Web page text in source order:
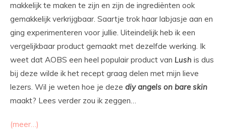
makkelijk te maken te zijn en zijn de ingrediënten ook
gemakkelijk verkrijgbaar. Saartje trok haar labjasje aan en
ging experimenteren voor jullie. Uiteindelijk heb ik een
vergelijkbaar product gemaakt met dezelfde werking. Ik
weet dat AOBS een heel populair product van Lush is dus
bij deze wilde ik het recept graag delen met mijn lieve
lezers. Wil je weten hoe je deze diy angels on bare skin
maakt? Lees verder zou ik zeggen…
(meer…)